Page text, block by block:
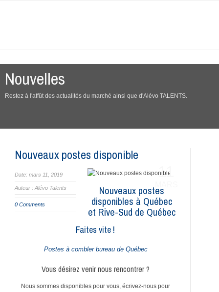
Nouvelles
Restez à l'affût des actualités du marché ainsi que d'Alévo TALENTS.
Nouveaux postes disponible
11
Date: mars 11, 2019
Auteur : Alévo Talents
0 Comments
Nouveaux postes
disponibles à Québec
et Rive-Sud de Québec
Faites vite !
Postes à combler bureau de Québec
Vous désirez venir nous rencontrer ?
Nous sommes disponibles pour vous, écrivez-nous pour